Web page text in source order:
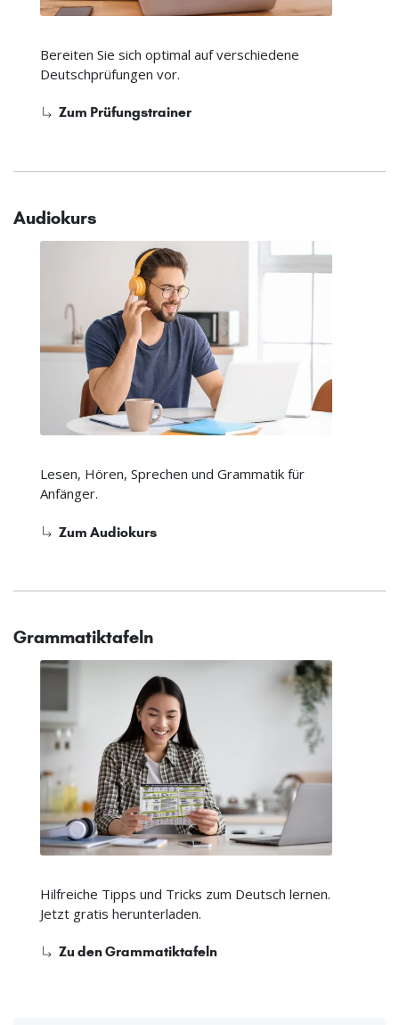
Bereiten Sie sich optimal auf verschiedene
Deutschprüfungen vor.
Zum Prüfungstrainer
Audiokurs
Lesen, Hören, Sprechen und Grammatik für
Anfänger.
Zum Audiokurs
Grammatiktafeln
Hilfreiche Tipps und Tricks zum Deutsch lernen.
Jetzt gratis herunterladen.
Zu den Grammatiktafeln